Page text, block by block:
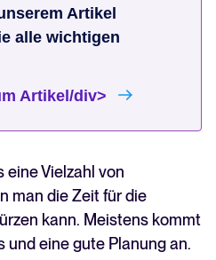
Artikel
alle wichtigen
Artikel/div>
Vielzahl von
man die Zeit für die
kann. Meistens kommt
und eine gute Planung an.